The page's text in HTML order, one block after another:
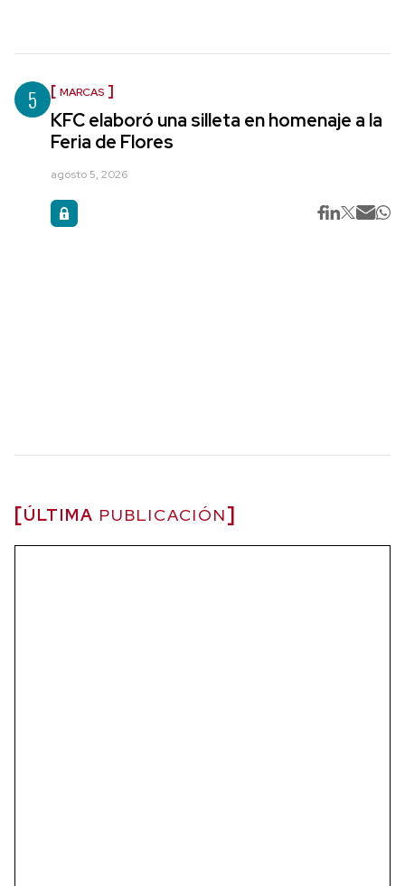
5 MARCAS
KFC elaboró una silleta en homenaje a la
Feria de Flores
agosto 5, 2026
ÚLTIMA PUBLICACIÓN